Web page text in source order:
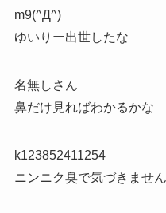
m9(^Д^)
ゆいりー出世したな
名無しさん
鼻だけ見ればわかるかな
k123852411254
ニンニク臭で気づきませ